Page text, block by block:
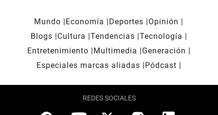
Mundo Economía Deportes
Opinión
Blogs
Cultura Tendencias Tecnología
Entretenimiento
Multimedia
Generación
Especiales marcas aliadas
Pódcast
REDES SOCIALES